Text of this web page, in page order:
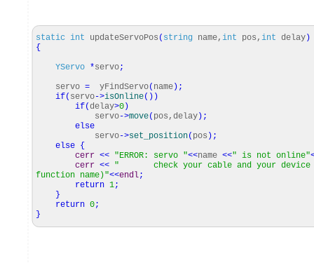
static int updateServoPos ( string name, int pos, int delay )
{
YServo *servo;
servo = yFindServo( name ) ;
if( servo->isOnline( ) )
if(delay>0 )
servo->move( pos,delay ) ;
else
servo->set_position( pos ) ;
else {
cerr << "ERROR: servo "<<name <<" is not online"
cerr << " check your cable and your device
function name)"<<endl;
return 1;
}
return 0;
}